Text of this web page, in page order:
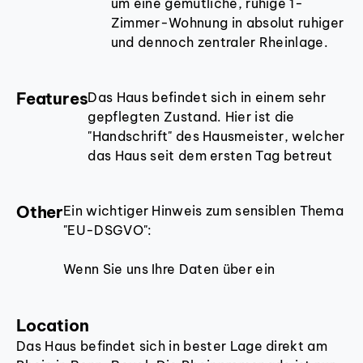
um eine gemütliche, ruhige 1-
Zimmer-Wohnung in absolut ruhiger
und dennoch zentraler Rheinlage.
Mehrparteienhaus und umfasst ein
Wohn-/ Schlafzimmer, einen
Dielenbereich mit integrierter
Pantryküche sowie ein weißes
Das Haus verfügt über einen
"smarten" Wasch-/ Trockenraum,
diverse Fahrradabstellplätze. Zu
FeaturesDas Haus befindet sich in einem sehr
gepflegten Zustand. Hier ist die
"Handschrift" des Hausmeister, welcher
das Haus seit dem ersten Tag betreut
• top gepflegtes Mehrparteienhaus (Bj.
1994) in bester Lage
Warmwasseraufbereitung
• Gegensprechanlage
• eigener Kellerspind
OtherEin wichtiger Hinweis zum sensiblen Thema
"EU-DSGVO":
Wenn Sie uns Ihre Daten über ein
werden Ihre Daten lediglich für vier Wochen
aufbewahrt, um den Exposéversand sowie
Location
Das Haus befindet sich in bester Lage direkt am